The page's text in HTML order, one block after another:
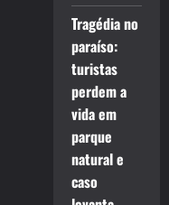
Tragédia no
paraíso:
turistas
perdem a
vida em
parque
natural e
caso